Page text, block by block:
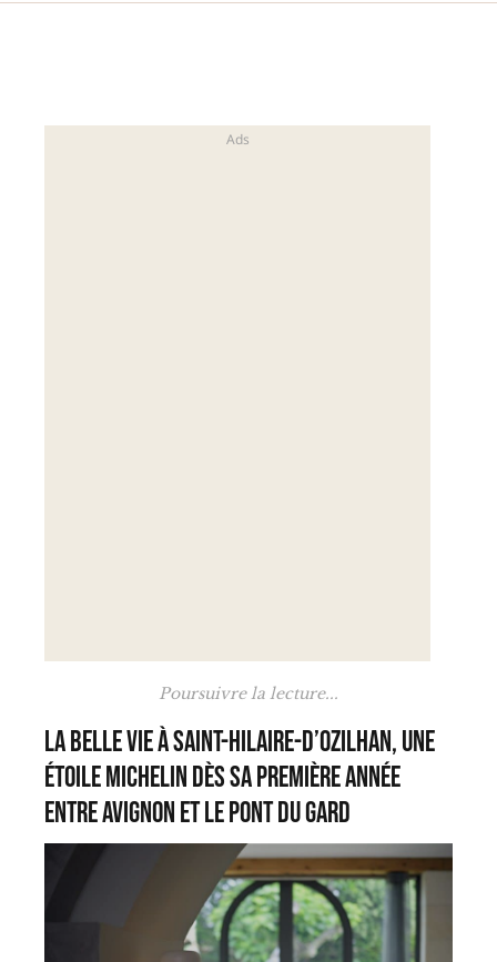
Poursuivre la lecture...
La Belle Vie à Saint-Hilaire-d’Ozilhan, une
étoile Michelin dès sa première année
entre Avignon et le Pont du Gard